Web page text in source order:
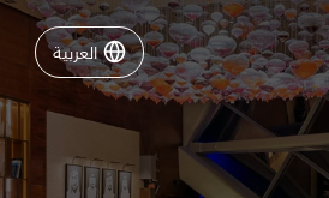
العربية
العربية
في أبوظبي